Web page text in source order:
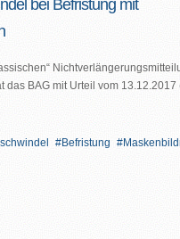
bei Befristung mit
das BAG mit Urteil vom 13.12.2017
Befristung